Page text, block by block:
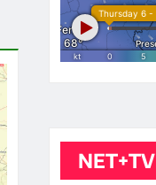
NET+TV